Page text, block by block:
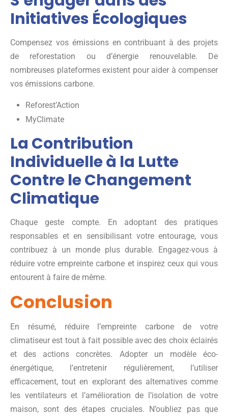
Initiatives Écologiques
Compensez vos émissions en contribuant à des projets
de reforestation ou d’énergie renouvelable. De
nombreuses plateformes existent pour aider à compenser
vos émissions carbone.
Reforest’Action
MyClimate
La Contribution
Individuelle à la Lutte
Contre le Changement
Climatique
Chaque geste compte. En adoptant des pratiques
responsables et en sensibilisant votre entourage, vous
contribuez à un monde plus durable. Engagez-vous à
réduire votre empreinte carbone et inspirez ceux qui vous
entourent à faire de même.
Conclusion
En résumé, réduire l’empreinte carbone de votre
climatiseur est tout à fait possible avec des choix éclairés
et des actions concrètes. Adopter un modèle éco-
énergétique, l’entretenir régulièrement, l’utiliser
efficacement, tout en explorant des alternatives comme
les ventilateurs et l’amélioration de l’isolation de votre
maison, sont des étapes cruciales. N’oubliez pas que